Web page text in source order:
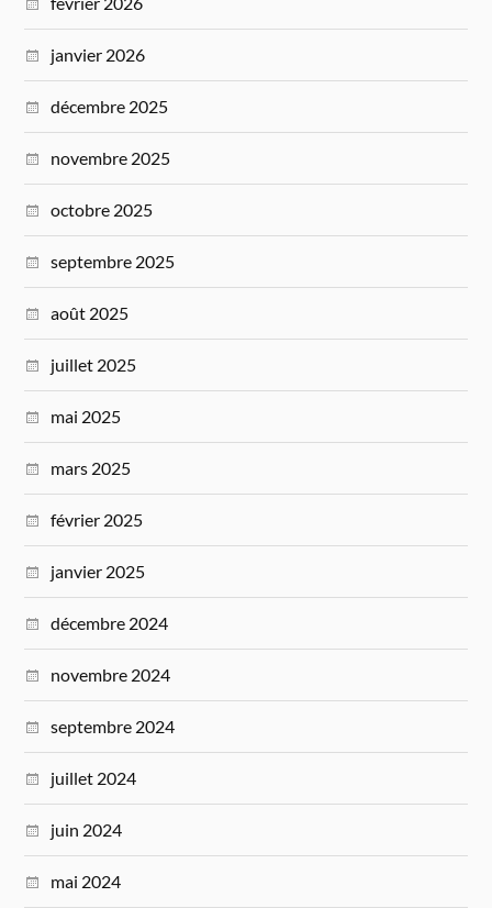
janvier 2026
décembre 2025
novembre 2025
octobre 2025
septembre 2025
août 2025
juillet 2025
mai 2025
mars 2025
février 2025
janvier 2025
décembre 2024
novembre 2024
septembre 2024
juillet 2024
juin 2024
mai 2024